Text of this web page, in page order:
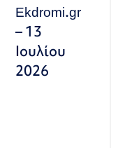
Ekdromi.gr
– 13
Ιουλίου
2026